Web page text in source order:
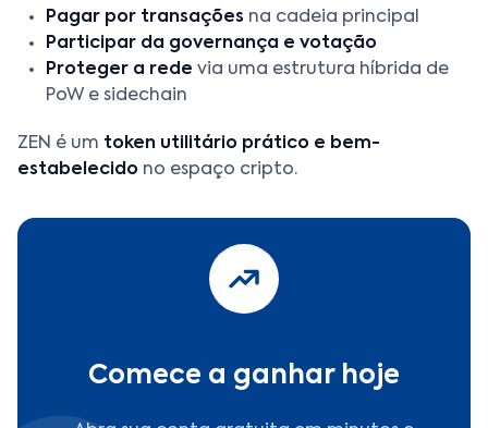
Pagar por transações na cadeia principal
Participar da governança e votação
Proteger a rede via uma estrutura híbrida de
PoW e sidechain
ZEN é um token utilitário prático e bem-
estabelecido no espaço cripto.
Comece a ganhar hoje